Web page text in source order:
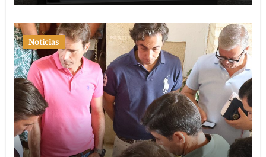
Noticias